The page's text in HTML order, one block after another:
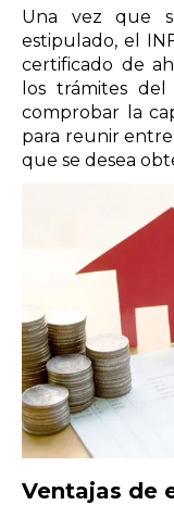
Una vez que
estipulado, el
certificado de
los trámites
comprobar la
para reunir
que se desea
Ventajas de